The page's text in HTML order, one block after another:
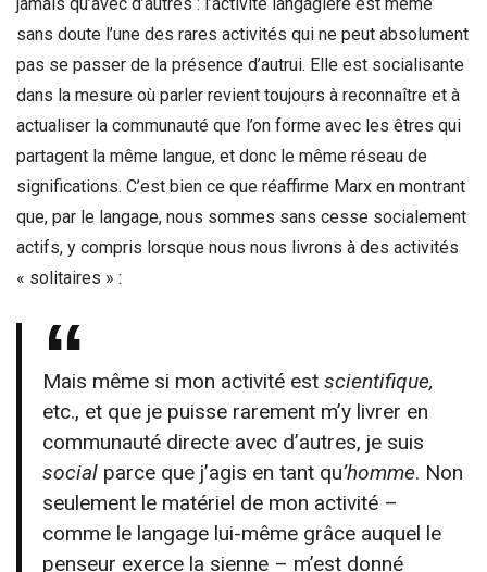
sans doute l’une des rares activités qui ne peut absolument
pas se passer de la présence d’autrui. Elle est socialisante
dans la mesure où parler revient toujours à reconnaître et à
actualiser la communauté que l’on forme avec les êtres qui
partagent la même langue, et donc le même réseau de
significations. C’est bien ce que réaffirme Marx en montrant
que, par le langage, nous sommes sans cesse socialement
actifs, y compris lorsque nous nous livrons à des activités
« solitaires » :
Mais même si mon activité est scientifique,
etc., et que je puisse rarement m’y livrer en
communauté directe avec d’autres, je suis
social parce que j’agis en tant qu’homme. Non
seulement le matériel de mon activité –
comme le langage lui-même grâce auquel le
penseur exerce la sienne – m’est donné